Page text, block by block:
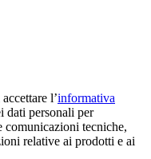
l’informativa
dati personali per
comunicazioni tecniche,
relative ai prodotti e ai